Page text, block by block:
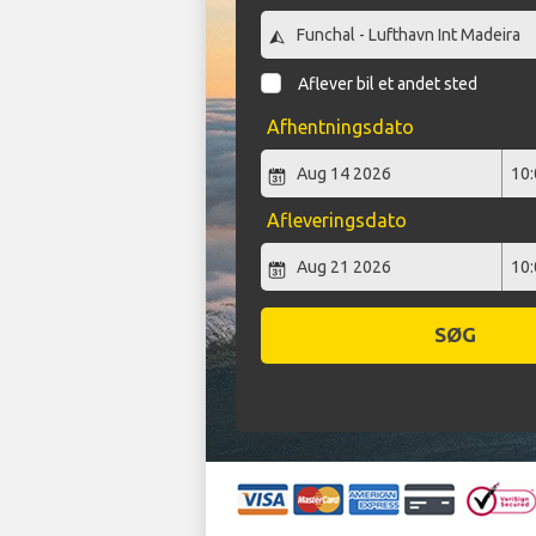
Aflever bil et andet sted
Afhentningsdato
Afleveringsdato
SØG